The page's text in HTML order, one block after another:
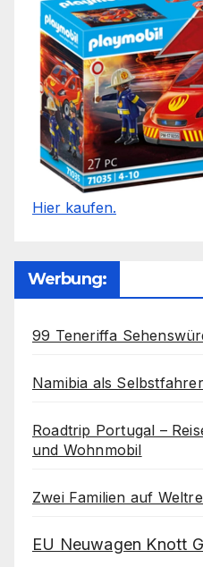
Hier kaufen.
Werbung:
99 Teneriffa
Namibia als Selbstfahrer
Roadtrip Portugal –
und Wohnmobil
Zwei Familien auf
EU Neuwagen Knott